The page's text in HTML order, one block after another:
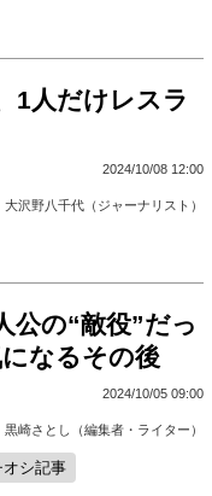
1人だけレスラ
2024/10/08 12:00
大沢野八千代（ジャーナリスト）
公の“敵役”だっ
なるその後
2024/10/05 09:00
黒崎さとし（編集者・ライター）
オシ記事